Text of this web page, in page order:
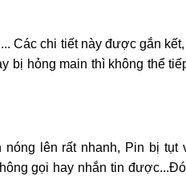
Các chi tiết này được gắn
bị hỏng main thì không thể
lên rất nhanh, Pin bị tụt
gọi hay nhắn tin